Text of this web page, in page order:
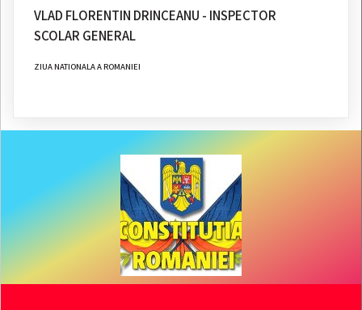
VLAD FLORENTIN DRINCEANU - INSPECTOR
SCOLAR GENERAL
ZIUA NATIONALA A ROMANIEI